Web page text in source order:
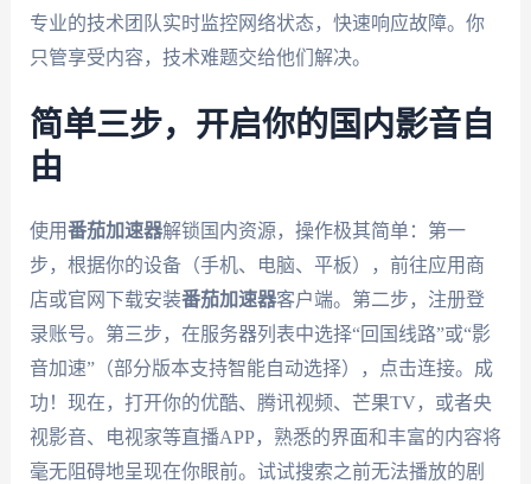
专业的技术团队实时监控网络状态，快速响应故障。你
只管享受内容，技术难题交给他们解决。
简单三步，开启你的国内影音自
由
使用番茄加速器解锁国内资源，操作极其简单：第一
步，根据你的设备（手机、电脑、平板），前往应用商
店或官网下载安装番茄加速器客户端。第二步，注册登
录账号。第三步，在服务器列表中选择“回国线路”或“影
音加速”（部分版本支持智能自动选择），点击连接。成
功！现在，打开你的优酷、腾讯视频、芒果TV，或者央
视影音、电视家等直播APP，熟悉的界面和丰富的内容将
毫无阻碍地呈现在你眼前。试试搜索之前无法播放的剧